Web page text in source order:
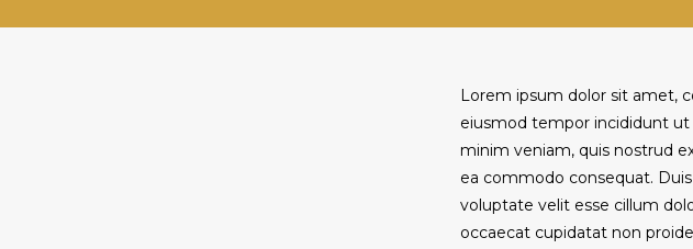
Lorem ipsum dolor sit amet,
eiusmod tempor incididunt
minim veniam, quis nostrud
ea commodo consequat.
voluptate velit esse cillum
occaecat cupidatat non